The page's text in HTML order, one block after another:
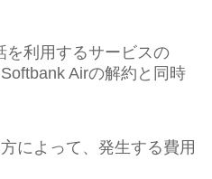
を利用するサービスの
Airの解約と同時
によって、発生する費用